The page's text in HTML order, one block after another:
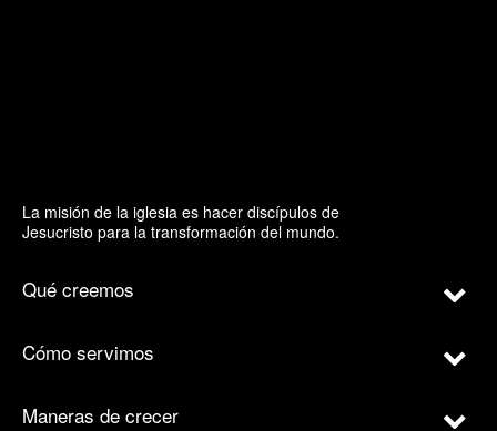
La misión de la iglesia es hacer discípulos de
Jesucristo para la transformación del mundo.
Qué creemos
Cómo servimos
Maneras de crecer